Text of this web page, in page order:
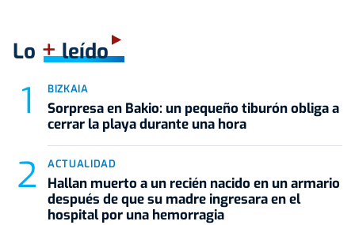
Lo +leído
BIZKAIA
Sorpresa en Bakio: un pequeño tiburón obliga a
cerrar la playa durante una hora
ACTUALIDAD
Hallan muerto a un recién nacido en un armario
después de que su madre ingresara en el
hospital por una hemorragia